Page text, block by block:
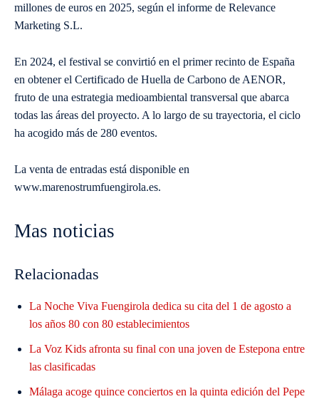
millones de euros en 2025, según el informe de Relevance
Marketing S.L.
En 2024, el festival se convirtió en el primer recinto de España
en obtener el Certificado de Huella de Carbono de AENOR,
fruto de una estrategia medioambiental transversal que abarca
todas las áreas del proyecto. A lo largo de su trayectoria, el ciclo
ha acogido más de 280 eventos.
La venta de entradas está disponible en
www.marenostrumfuengirola.es.
Mas noticias
Relacionadas
La Noche Viva Fuengirola dedica su cita del 1 de agosto a
los años 80 con 80 establecimientos
La Voz Kids afronta su final con una joven de Estepona entre
las clasificadas
Málaga acoge quince conciertos en la quinta edición del Pepe